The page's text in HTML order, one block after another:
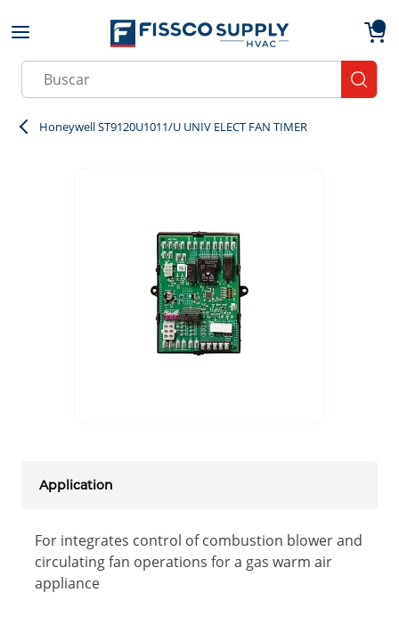
Skip to main content
Site Search
Honeywell ST9120U1011/U UNIV ELECT FAN TIMER
Application
For integrates control of combustion blower and
circulating fan operations for a gas warm air
appliance